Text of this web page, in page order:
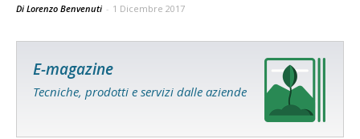
Di Lorenzo Benvenuti - 1 Dicembre 2017
E-magazine
Tecniche, prodotti e servizi dalle aziende